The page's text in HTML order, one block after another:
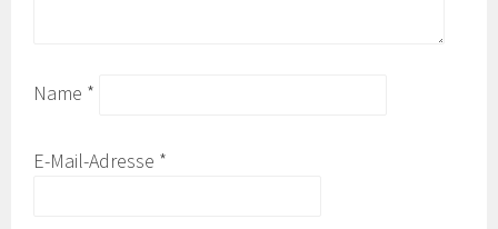
Name *
E-Mail-Adresse *